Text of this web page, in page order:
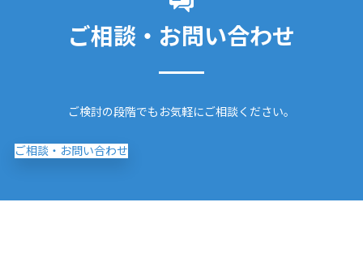
ご相談・お問い合わせ
ご検討の段階でもお気軽にご相談ください。
ご相談・お問い合わせ